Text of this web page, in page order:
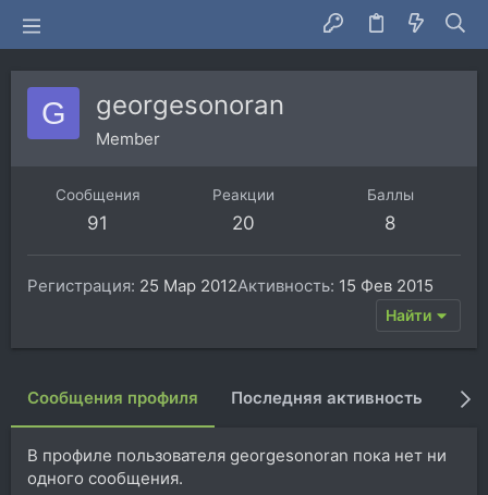
G georgesonoran
Member
Сообщения
91
Реакции
20
Баллы
8
Регистрация 25 Мар 2012Активность 15 Фев 2015
Найти
Сообщения профиля Последняя активность
В профиле пользователя georgesonoran пока нет ни
одного сообщения.